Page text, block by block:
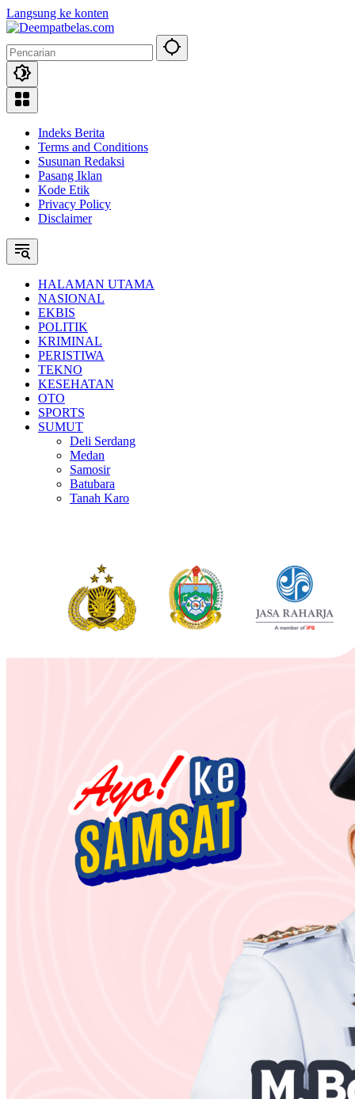
Langsung ke konten
Indeks Berita
Terms and Conditions
Susunan Redaksi
Pasang Iklan
Kode Etik
Privacy Policy
Disclaimer
HALAMAN UTAMA
NASIONAL
EKBIS
POLITIK
KRIMINAL
PERISTIWA
TEKNO
KESEHATAN
OTO
SPORTS
SUMUT
Deli Serdang
Medan
Samosir
Batubara
Tanah Karo